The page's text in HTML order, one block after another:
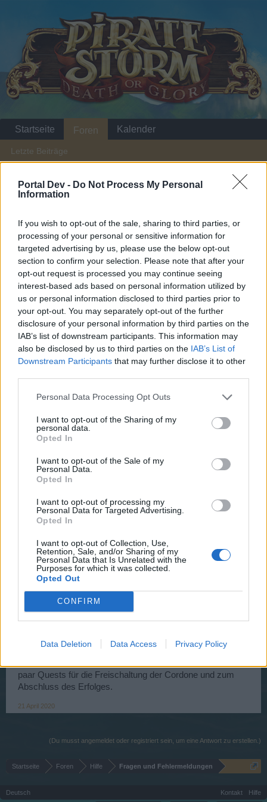
Portal Dev - Do Not Process My Personal
Information
If you wish to opt-out of the sale, sharing to third parties, or
processing of your personal or sensitive information for
targeted advertising by us, please use the below opt-out
section to confirm your selection. Please note that after your
opt-out request is processed you may continue seeing
interest-based ads based on personal information utilized by
us or personal information disclosed to third parties prior to
your opt-out. You may separately opt-out of the further
disclosure of your personal information by third parties on the
IAB’s list of downstream participants. This information may
also be disclosed by us to third parties on the IAB’s List of
Downstream Participants that may further disclose it to other
Personal Data Processing Opt Outs
I want to opt-out of the Sharing of my
personal data.
Opted In
I want to opt-out of the Sale of my
Personal Data.
Opted In
I want to opt-out of processing my
Personal Data for Targeted Advertising.
Opted In
I want to opt-out of Collection, Use,
Retention, Sale, and/or Sharing of my
Personal Data that Is Unrelated with the
Purposes for which it was collected.
Opted Out
CONFIRM
Data Deletion Data Access Privacy Policy
Startseite Hilfe Fragen und Fehlermeldungen
Update von Erfolgen?
Liebe(r) Forum-Leser/in,
wenn Du in diesem Forum aktiv an den Gesprächen
teilnehmen oder eigene Themen starten möchtest,
musst Du Dich bitte zunächst im Spiel einloggen.
Falls Du noch keinen Spielaccount besitzt, bitte
registriere Dich neu. Wir freuen uns auf Deinen
nächsten Besuch in unserem Forum!„Zum Spiel“
Tags: erfolge
User
in der Wüstenschatzkiste aktualisiert sich der Erfolg "Sand
bereits gefahren bin und meine Frage, bin ich da der einzige
oder habe ich was übersehen?
Alles andere wurde erledigt, es sind auch keine weiteren
19 April 2020
User
Sandmeer erledigen. Wenn du im Hafen keine Quests
mehr annehmen kannst dann musst du mal nach
paar Quests für die Freischaltung der Cordone und zum
Abschluss des Erfolges.
21 April 2020
(Du musst angemeldet oder registriert sein, um eine Antwort zu erstellen.)
Startseite Foren Hilfe Fragen und Fehlermeldungen
Startseite Foren
Letzte Beiträge
Kalender
Deutsch Kontakt Hilfe